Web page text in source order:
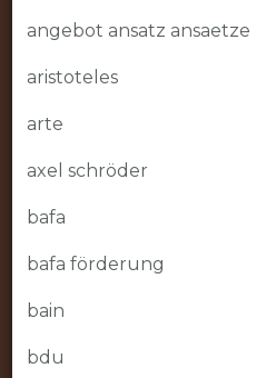
angebot ansatz ansaetze
aristoteles
arte
axel schröder
bafa
bafa förderung
bain
bdu